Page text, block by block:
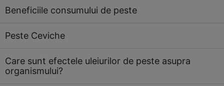
Beneficiile consumului de peste
Peste Ceviche
Care sunt efectele uleiurilor de peste asupra
organismului?